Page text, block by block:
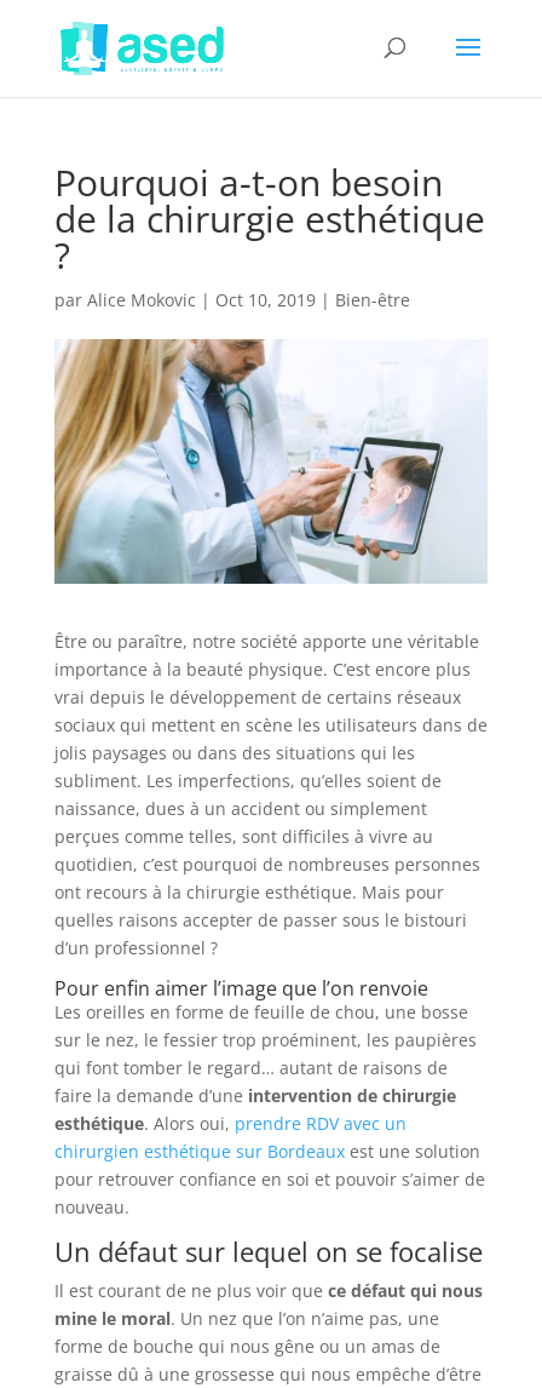
Pourquoi a-t-on besoin
de la chirurgie esthétique
?
par Alice Mokovic | Oct 10, 2019| Bien-être
Être ou paraître, notre société apporte une véritable
importance à la beauté physique. C’est encore plus
vrai depuis le développement de certains réseaux
sociaux qui mettent en scène les utilisateurs dans de
jolis paysages ou dans des situations qui les
subliment. Les imperfections, qu’elles soient de
naissance, dues à un accident ou simplement
perçues comme telles, sont difficiles à vivre au
quotidien, c’est pourquoi de nombreuses personnes
ont recours à la chirurgie esthétique. Mais pour
quelles raisons accepter de passer sous le bistouri
d’un professionnel ?
Pour enfin aimer l’image que l’on renvoie
Les oreilles en forme de feuille de chou, une bosse
sur le nez, le fessier trop proéminent, les paupières
qui font tomber le regard… autant de raisons de
faire la demande d’une intervention de chirurgie
esthétique. Alors oui, prendre RDV avec un
chirurgien esthétique sur Bordeauxest une solution
pour retrouver confiance en soi et pouvoir s’aimer de
nouveau.
Un défaut sur lequel on se focalise
Il est courant de ne plus voir que ce défaut qui nous
mine le moral. Un nez que l’on n’aime pas, une
forme de bouche qui nous gêne ou un amas de
graisse dû à une grossesse qui nous empêche d’être